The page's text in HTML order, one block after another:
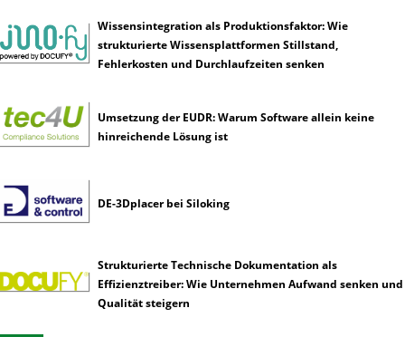
Wissensintegration als Produktionsfaktor: Wie
strukturierte Wissensplattformen Stillstand,
Fehlerkosten und Durchlaufzeiten senken
Umsetzung der EUDR: Warum Software allein keine
hinreichende Lösung ist
DE-3Dplacer bei Siloking
Strukturierte Technische Dokumentation als
Effizienztreiber: Wie Unternehmen Aufwand senken und
Qualität steigern